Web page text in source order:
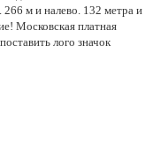
266 м и налево. 132 метра и
Московская платная
лого значок